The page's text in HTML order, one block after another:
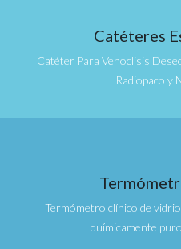
Catéteres
Catéter Para Venoclisis
Radiopaco y
Termómetro clínico de
químicamente